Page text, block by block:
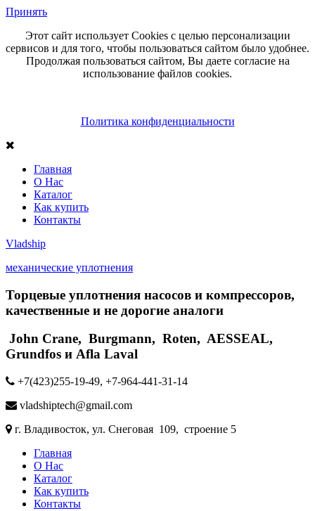
Принять
Этот сайт использует Cookies с целью персонализации
сервисов и для того, чтобы пользоваться сайтом было удобнее.
Продолжая пользоваться сайтом, Вы даете согласие на
использование файлов cookies.
Политика конфиденциальности
Главная
О Нас
Каталог
Как купить
Контакты
Vladship
механические уплотнения
Торцевые уплотнения насосов и компрессоров,
качественные и не дорогие аналоги
John Crane, Burgmann, Roten, AESSEAL,
Grundfos и Afla Laval
+7(423)255-19-49, +7-964-441-31-14
vladshiptech@gmail.com
г. Владивосток, ул. Снеговая 109, строение 5
Главная
О Нас
Каталог
Как купить
Контакты